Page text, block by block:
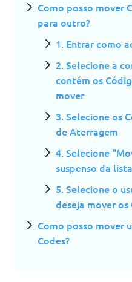
Como posso mover
para outro?
1. Entrar como
2. Selecione a
contém os
mover
3. Selecione os
de Aterragem
4. Selecione
suspenso da
5. Selecione o
deseja mover os
Como posso mover
Codes?